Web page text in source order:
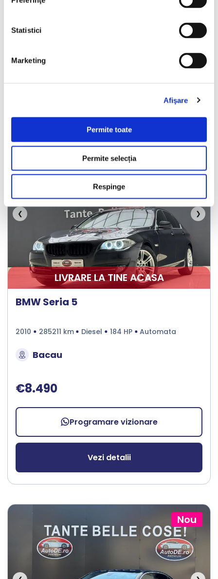
Statistici
Marketing
Afişare
Permite toate
Permite selecția
Respinge
❮ ❯
LIVRARE LA TINE ACASA
BMW Seria 5
2010 285211 km Diesel 184 HP Automata
Bacau
€8.490
Programare vizionare
Vezi detalii
Nou